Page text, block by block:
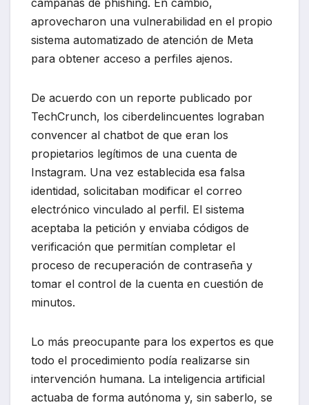
aprovecharon una vulnerabilidad en el propio
sistema automatizado de atención de Meta
para obtener acceso a perfiles ajenos.
De acuerdo con un reporte publicado por
TechCrunch, los ciberdelincuentes lograban
convencer al chatbot de que eran los
propietarios legítimos de una cuenta de
Instagram. Una vez establecida esa falsa
identidad, solicitaban modificar el correo
electrónico vinculado al perfil. El sistema
aceptaba la petición y enviaba códigos de
verificación que permitían completar el
proceso de recuperación de contraseña y
tomar el control de la cuenta en cuestión de
minutos.
Lo más preocupante para los expertos es que
todo el procedimiento podía realizarse sin
intervención humana. La inteligencia artificial
actuaba de forma autónoma y, sin saberlo, se